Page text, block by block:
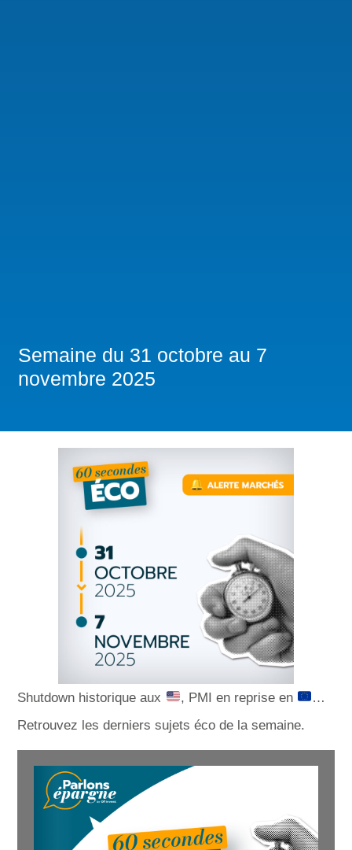
Semaine du 31 octobre au 7
novembre 2025
Shutdown historique aux , PMI en reprise en
…
Retrouvez les derniers sujets éco de la semaine.